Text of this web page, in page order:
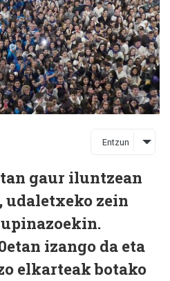
Entzun
gaur iluntzean
udaletxeko zein
izango da eta
elkarteak botako